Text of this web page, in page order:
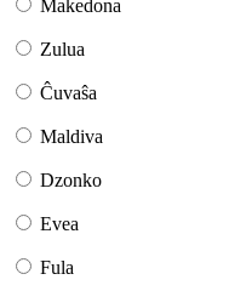
Makedona
Zulua
Ĉuvaŝa
Maldiva
Dzonko
Evea
Fula